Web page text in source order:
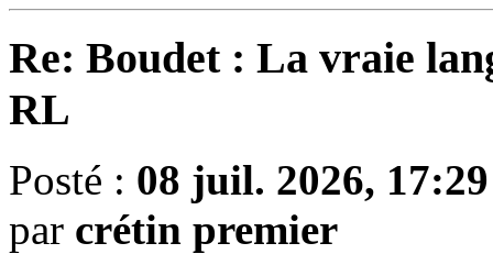
Re: Boudet : La vraie
RL
Posté : 08 juil. 2026, 17:29
par crétin premier